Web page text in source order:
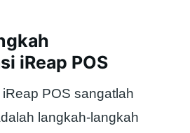
iReap POS
POS sangatlah
langkah-langkah